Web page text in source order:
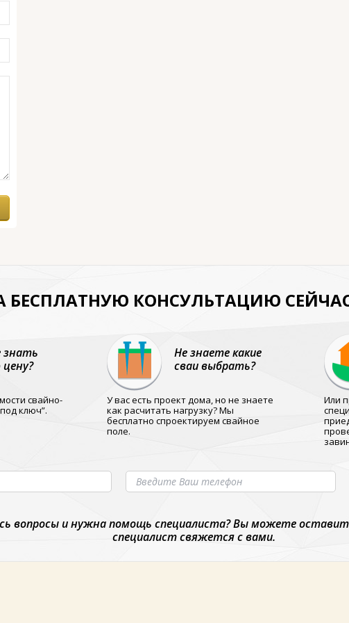
БЕСПЛАТНУЮ КОНСУЛЬТАЦИЮ
свайно-
ключ”.
Не знаете какие
сваи выбрать?
У вас есть проект дома, но не знаете
как расчитать нагрузку? Мы
бесплатно спроектируем свайное
поле.
Или
вопросы и нужна помощь специалиста? Вы можете
специалист свяжется с вами.